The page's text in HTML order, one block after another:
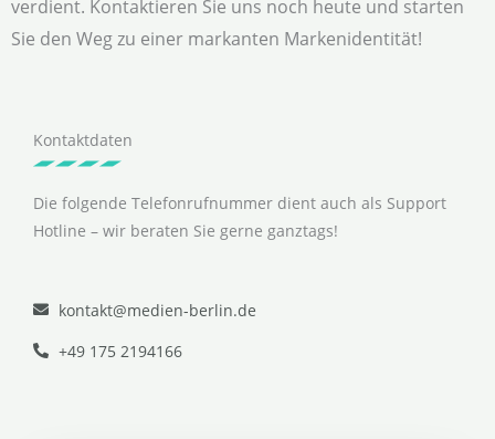
verdient. Kontaktieren Sie uns noch heute und starten
Sie den Weg zu einer markanten Markenidentität!
Kontaktdaten
Die folgende Telefonrufnummer dient auch als Support
Hotline – wir beraten Sie gerne ganztags!
kontakt@medien-berlin.de
+49 175 2194166